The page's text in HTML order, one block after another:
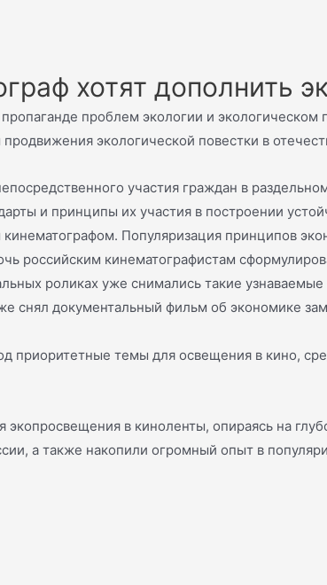
хотят дополнить
проблем экологии и
экологической повестки в
участия граждан в
и принципы их участия в построении
кинематографом. Популяризация принципов
российским кинематографистам
роликах уже снимались такие
документальный фильм об экономике
приоритетные темы для освещения в кино,
экопросвещения в киноленты, опираясь на
а также накопили огромный опыт в